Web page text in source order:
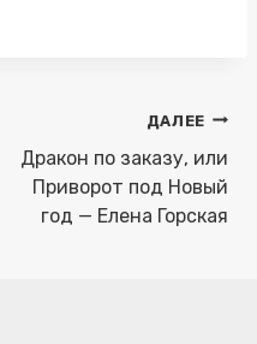
ДАЛЕЕ
Дракон по заказу, или
Приворот под Новый
год — Елена Горская